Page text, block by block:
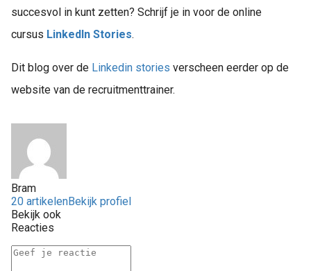
succesvol in kunt zetten? Schrijf je in voor de online
cursus LinkedIn Stories.
Dit blog over de Linkedin stories verscheen eerder op de
website van de recruitmenttrainer.
Bram
20 artikelenBekijk profiel
Bekijk ook
Reacties